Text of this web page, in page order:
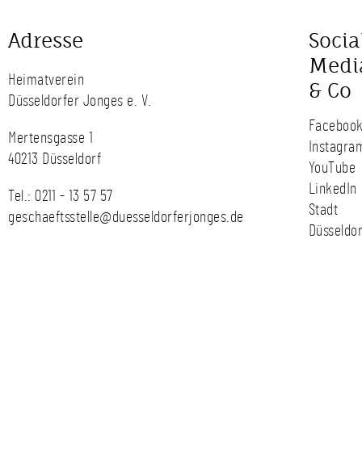
Adresse
Heimatverein
Düsseldorfer Jonges e. V.
Mertensgasse 1
40213 Düsseldorf
Tel.: 0211 - 13 57 57
geschaeftsstelle@duesseldorferjonges.de
& Co
YouTube
LinkedIn
Stadt